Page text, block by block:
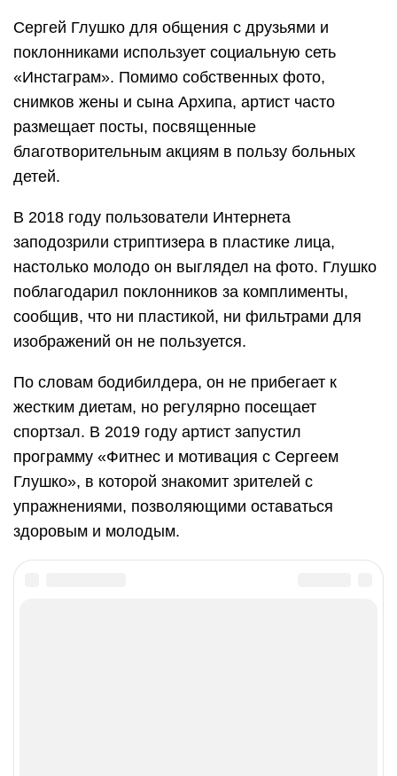
Сергей Глушко для общения с друзьями и
поклонниками использует социальную сеть
«Инстаграм». Помимо собственных фото,
снимков жены и сына Архипа, артист часто
размещает посты, посвященные
благотворительным акциям в пользу больных
детей.
В 2018 году пользователи Интернета
заподозрили стриптизера в пластике лица,
настолько молодо он выглядел на фото. Глушко
поблагодарил поклонников за комплименты,
сообщив, что ни пластикой, ни фильтрами для
изображений он не пользуется.
По словам бодибилдера, он не прибегает к
жестким диетам, но регулярно посещает
спортзал. В 2019 году артист запустил
программу «Фитнес и мотивация с Сергеем
Глушко», в которой знакомит зрителей с
упражнениями, позволяющими оставаться
здоровым и молодым.